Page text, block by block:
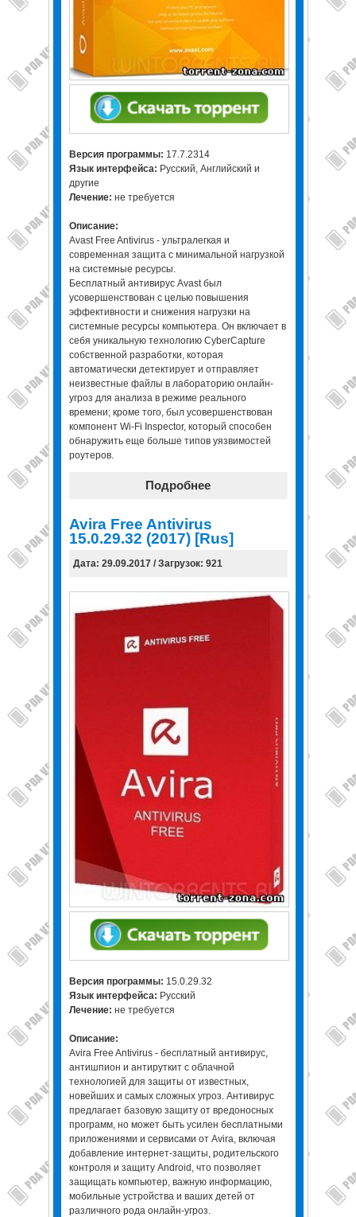
Версия программы: 17.7.2314
Язык интерфейса: Русский, Английский и
другие
Лечение: не требуется
Описание:
Avast Free Antivirus - ультралегкая и
современная защита с минимальной нагрузкой
на системные ресурсы.
Бесплатный антивирус Avast был
усовершенствован с целью повышения
эффективности и снижения нагрузки на
системные ресурсы компьютера. Он включает в
себя уникальную технологию CyberCapture
собственной разработки, которая
автоматически детектирует и отправляет
неизвестные файлы в лабораторию онлайн-
угроз для анализа в режиме реального
времени; кроме того, был усовершенствован
компонент Wi-Fi Inspector, который способен
обнаружить еще больше типов уязвимостей
роутеров.
Подробнее
Avira Free Antivirus
15.0.29.32 (2017) [Rus]
Дата: 29.09.2017 / Загрузок: 921
Версия программы: 15.0.29.32
Язык интерфейса: Русский
Лечение: не требуется
Описание:
Avira Free Antivirus - бесплатный антивирус,
антишпион и антируткит с облачной
технологией для защиты от известных,
новейших и самых сложных угроз. Антивирус
предлагает базовую защиту от вредоносных
программ, но может быть усилен бесплатными
приложениями и сервисами от Avira, включая
добавление интернет-защиты, родительского
контроля и защиту Android, что позволяет
защищать компьютер, важную информацию,
мобильные устройства и ваших детей от
различного рода онлайн-угроз.